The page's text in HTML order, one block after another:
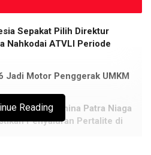
Sepakat Pilih Direktur
Nahkodai ATVLI Periode
Jadi Motor Penggerak UMKM
SPBU, Pertamina Patra Niaga
Penyaluran Pertalite di
Reading